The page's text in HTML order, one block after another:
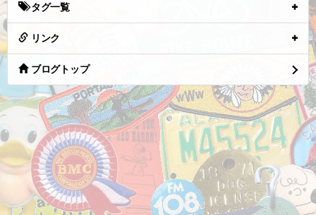
タグ一覧
リンク
ブログトップ